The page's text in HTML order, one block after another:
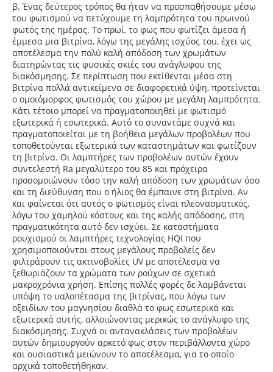
β. Ένας δεύτερος τρόπος θα ήταν να προσπαθήσουμε μέσω
του φωτισμού να πετύχουμε τη λαμπρότητα του πρωινού
φωτός της ημέρας. Το πρωί, το φως που φωτίζει άμεσα ή
έμμεσα μια βιτρίνα, λόγω της μεγάλης ισχύος του, έχει ως
αποτέλεσμα την πολύ καλή απόδοση των χρωμάτων
διατηρώντας τις φυσικές σκιές του ανάγλυφου της
διακόσμησης. Σε περίπτωση που εκτίθενται μέσα στη
βιτρίνα πολλά αντικείμενα σε διαφορετικά ύψη, προτείνεται
ο ομοιόμορφος φωτισμός του χώρου με μεγάλη λαμπρότητα.
Κάτι τέτοιο μπορεί να πραγματοποιηθεί με φωτισμό
εξωτερικά ή εσωτερικά. Αυτό το συναντάμε συχνά και
πραγματοποιείται με τη βοήθεια μεγάλων προβολέων που
τοποθετούνται εξωτερικά των καταστημάτων και φωτίζουν
τη βιτρίνα. Οι λαμπτήρες των προβολέων αυτών έχουν
συντελεστή Ra μεγαλύτερο του 85 και πρόχειρα
προσομοιώνουν τόσο την καλή απόδοση των χρωμάτων όσο
και τη διεύθυνση που ο ήλιος θα έμπαινε στη βιτρίνα. Αν
και φαίνεται ότι αυτός ο φωτισμός είναι πλεονασματικός,
λόγω του χαμηλού κόστους και της καλής απόδοσης, στη
πραγματικότητα αυτό δεν ισχύει. Σε καταστήματα
ρουχισμού οι λαμπτήρες τεχνολογίας ΗQI που
χρησιμοποιούνται στους μεγάλους προβολείς δεν
φιλτράρουν τις ακτινοβολίες UV με αποτέλεσμα να
ξεθωριάζουν τα χρώματα των ρούχων σε σχετικά
μακροχρόνια χρήση. Επίσης πολλές φορές δε λαμβάνεται
υπόψη το υαλοπέτασμα της βιτρίνας, που λόγω των
οξειδίων του μαγνησίου διαθλά το φως εσωτερικά και
εξωτερικά αυτής, αλλοιώνοντας μερικώς το ανάγλυφο της
διακόσμησης. Συχνά οι αντανακλάσεις των προβολέων
αυτών δημιουργούν αρκετό φως στον περιβάλλοντα χώρο
και ουσιαστικά μειώνουν το αποτέλεσμα, για το οποίο
αρχικά τοποθετήθηκαν.